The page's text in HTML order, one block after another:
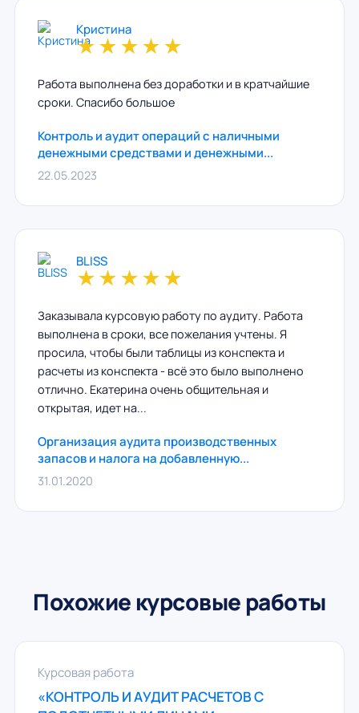
Кристина
★★★★★
Работа выполнена без доработки и в кратчайшие
сроки. Спасибо большое
Контроль и аудит операций с наличными
денежными средствами и денежными...
22.05.2023
BLISS
★★★★★
Заказывала курсовую работу по аудиту. Работа
выполнена в сроки, все пожелания учтены. Я
просила, чтобы были таблицы из конспекта и
расчеты из конспекта - всё это было выполнено
отлично. Екатерина очень общительная и
открытая, идет на...
Организация аудита производственных
запасов и налога на добавленную...
31.01.2020
Похожие курсовые работы
Курсовая работа
«КОНТРОЛЬ И АУДИТ РАСЧЕТОВ С